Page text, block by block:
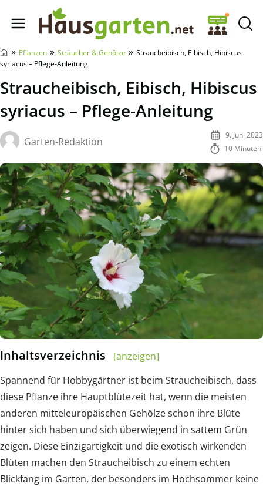
Hausgarten.net
» Pflanzen » Sträucher & Gehölze » Straucheibisch, Eibisch, Hibiscus
syriacus – Pflege-Anleitung
Straucheibisch, Eibisch, Hibiscus
syriacus – Pflege-Anleitung
Garten-Redaktion
9. Juni 2023
10 Minuten
Inhaltsverzeichnis
[anzeigen]
Spannend für Hobbygärtner ist beim Straucheibisch, dass
diese Pflanze ihre Hauptblütezeit hat, wenn die meisten
anderen mitteleuropäischen Gehölze schon ihre Blüte
hinter sich haben und sich überwiegend in sattem Grün
zeigen. Diese Einzigartigkeit und die exotisch wirkenden
Blüten machen den Straucheibisch zu einem echten
Blickfang im Garten, der besonders im Hochsommer keine